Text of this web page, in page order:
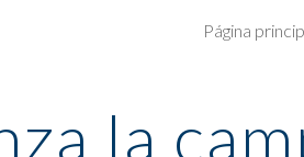
Skip to main content
Página
la